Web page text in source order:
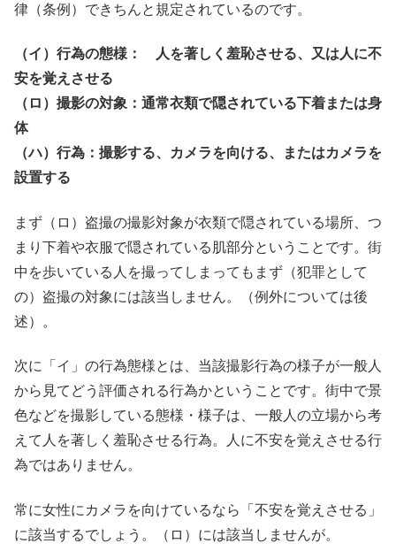
律（条例）できちんと規定されているのです。
（イ）行為の態様： 人を著しく羞恥させる、又は人に不
安を覚えさせる
（ロ）撮影の対象：通常衣類で隠されている下着または身
体
（ハ）行為：撮影する、カメラを向ける、またはカメラを
設置する
まず（ロ）盗撮の撮影対象が衣類で隠されている場所、つ
まり下着や衣服で隠されている肌部分ということです。街
中を歩いている人を撮ってしまってもまず（犯罪として
の）盗撮の対象には該当しません。（例外については後
述）。
次に「イ」の行為態様とは、当該撮影行為の様子が一般人
から見てどう評価される行為かということです。街中で景
色などを撮影している態様・様子は、一般人の立場から考
えて人を著しく羞恥させる行為。人に不安を覚えさせる行
為ではありません。
常に女性にカメラを向けているなら「不安を覚えさせる」
に該当するでしょう。（ロ）には該当しませんが。